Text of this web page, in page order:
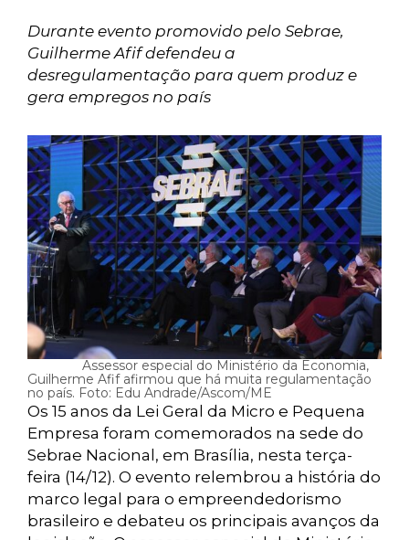
Durante evento promovido pelo Sebrae,
Guilherme Afif defendeu a
desregulamentação para quem produz e
gera empregos no país
Assessor especial do Ministério da Economia,
Guilherme Afif afirmou que há muita regulamentação
no país. Foto: Edu Andrade/Ascom/ME
Os 15 anos da Lei Geral da Micro e Pequena
Empresa foram comemorados na sede do
Sebrae Nacional, em Brasília, nesta terça-
feira (14/12). O evento relembrou a história do
marco legal para o empreendedorismo
brasileiro e debateu os principais avanços da